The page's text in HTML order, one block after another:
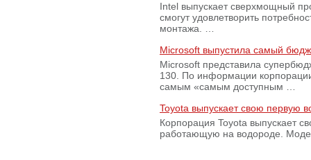
Intel выпускает сверхмощный
смогут удовлетворить
монтажа. …
Microsoft выпустила самый
Microsoft представила
130. По информации
самым «самым доступным …
Toyota выпускает свою первую
Корпорация Toyota выпускает
работающую на водороде.